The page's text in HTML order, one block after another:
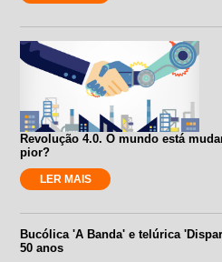
Revolução 4.0. O mundo está
pior?
LER MAIS
Bucólica 'A Banda' e telúrica
50 anos